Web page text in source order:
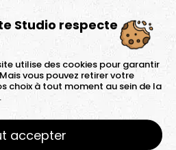
Studio respecte
utilise des cookies pour garantir
vous pouvez retirer votre
choix à tout moment au sein de la
accepter
confiance de vos
par donner.
des conseils, des
comme nous le
cet article de blog.
et votre vision de manière
pas une machine, vous